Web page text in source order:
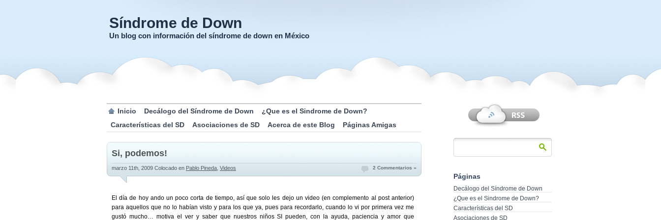
Síndrome de Down
Un blog con información del síndrome de down en México
Inicio Decálogo del Síndrome de Down
¿Que es el Sindrome de Down?
Características del SD
Asociaciones de SD Acerca de este Blog Páginas Amigas
Si, podemos!
marzo 11th, 2009 Colocado en Pablo Pineda Videos 2 Commentarios »
El día de hoy ando un poco corta de tiempo, así que solo les dejo un video (en complemento al post anterior)
para aquellos que no lo habían visto y para los que ya, pues para recordarlo, cuando lo vi por primera vez me
gustó mucho… motiva el ver y saber que nuestros niños SI pueden, con la ayuda, paciencia y amor que
Páginas
Decálogo del Síndrome de Down
¿Que es el Sindrome de Down?
Características del SD
Asociaciones de SD